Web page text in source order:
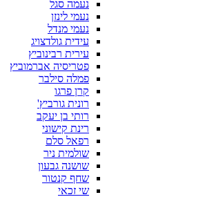
נעמה סגל
נעמי לינזן
נעמי מנדל
עידית גולדצויג
עירית רבינוביץ
פטריסיה אברמוביץ
פמלה סילבר
קרן פרגו
רונית גורביץ'
רותי בן יעקב
רינת קישוני
רפאל סלם
שולמית ניר
שושנה גבעון
שחף קנטור
שי זכאי